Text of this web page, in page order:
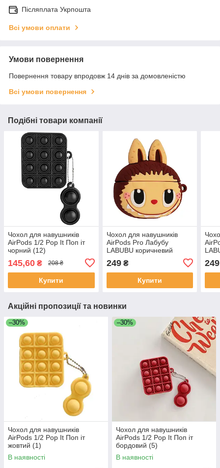
Післяплата Укрпошта
Всі умови оплати
Умови повернення
Повернення товару впродовж 14 днів за домовленістю
Всі умови повернення
Подібні товари компанії
Чохол для навушників
AirPods 1/2 Pop It Поп іт
чорний (12)
145,60 ₴ 208 ₴
Купити
Чохол для навушників
AirPods Pro Лабубу
LABUBU коричневий
249₴
Купити
249
Акційні пропозиції та новинки
–30%
Чохол для навушників
AirPods 1/2 Pop It Поп іт
жовтий (1)
В наявності
–30%
Чохол для навушників
AirPods 1/2 Pop It Поп іт
бордовий (5)
В наявності